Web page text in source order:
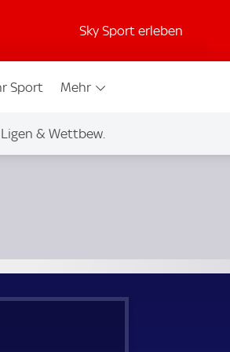
Sky Sport erleben
Sport Mehr
Ligen & Wettbew.